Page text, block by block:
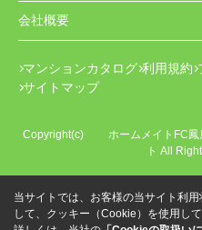
会社概要
マンションカタログ 利用規約
サイトマップ
Copyright(c) ホームメイト
ト All
当サイトでは、お客様の当サイト利
して、クッキー（Cookie）を使用して